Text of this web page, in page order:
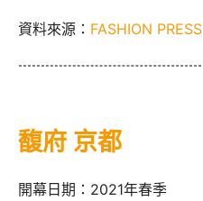
資料來源： FASHION PRESS
馥府 京都
開幕日期：2021年春季